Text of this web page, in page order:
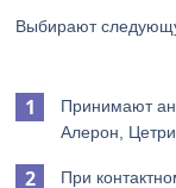
Выбирают
Принимают
Алерон,
При